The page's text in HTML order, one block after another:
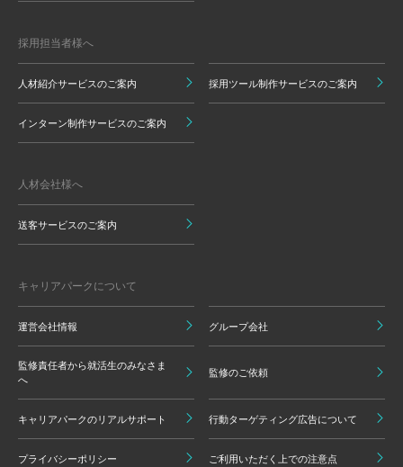
採用担当者様へ
人材紹介サービスのご案内 採用ツール制作サービスのご案内
インターン制作サービスのご案内
人材会社様へ
送客サービスのご案内
キャリアパークについて
運営会社情報 グループ会社
監修責任者から就活生のみなさま
へ
監修のご依頼
キャリアパークのリアルサポート 行動ターゲティング広告について
プライバシーポリシー ご利用いただく上での注意点